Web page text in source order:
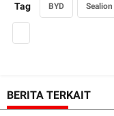
Tag BYD
BERITA TERKAIT